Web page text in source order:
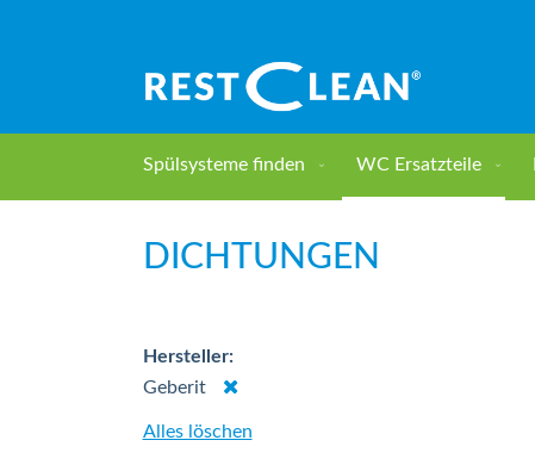
Inhalt
Spülsysteme finden WC Ersatzteile
DICHTUNGEN
Hersteller
Geberit
Dies
Alles löschen